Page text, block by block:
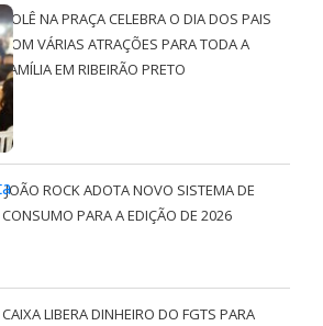
ROLÊ NA PRAÇA CELEBRA O DIA DOS PAIS
COM VÁRIAS ATRAÇÕES PARA TODA A
FAMÍLIA EM RIBEIRÃO PRETO
JOÃO ROCK ADOTA NOVO SISTEMA DE
CONSUMO PARA A EDIÇÃO DE 2026
CAIXA LIBERA DINHEIRO DO FGTS PARA